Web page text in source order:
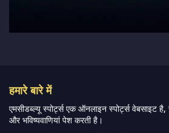
हमारे बारे में
एमसीडब्ल्यू स्पोर्ट्स एक ऑनलाइन स्पोर्ट्स वेबसाइट
और भविष्यवाणियां पेश करती है।